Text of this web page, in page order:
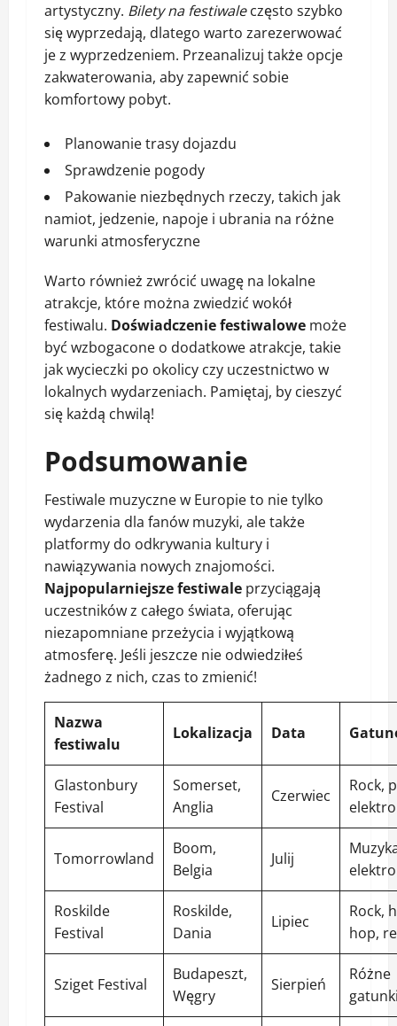
artystyczny. Bilety na festiwaleczęsto szybko
się wyprzedają, dlatego warto zarezerwować
je z wyprzedzeniem. Przeanalizuj także opcje
zakwaterowania, aby zapewnić sobie
komfortowy pobyt.
Planowanie trasy dojazdu
Sprawdzenie pogody
Pakowanie niezbędnych rzeczy, takich jak
namiot, jedzenie, napoje i ubrania na różne
warunki atmosferyczne
Warto również zwrócić uwagę na lokalne
atrakcje, które można zwiedzić wokół
festiwalu. Doświadczenie festiwalowe może
być wzbogacone o dodatkowe atrakcje, takie
jak wycieczki po okolicy czy uczestnictwo w
lokalnych wydarzeniach. Pamiętaj, by cieszyć
się każdą chwilą!
Podsumowanie
Festiwale muzyczne w Europie to nie tylko
wydarzenia dla fanów muzyki, ale także
platformy do odkrywania kultury i
nawiązywania nowych znajomości.
Najpopularniejsze festiwale przyciągają
uczestników z całego świata, oferując
niezapomniane przeżycia i wyjątkową
atmosferę. Jeśli jeszcze nie odwiedziłeś
żadnego z nich, czas to zmienić!
Nazwa
festiwalu
Lokalizacja Data
Glastonbury
Festival
Somerset,
Anglia
Czerwiec
Rock,
Tomorrowland
Boom,
Belgia
Julij
Roskilde
Festival
Roskilde,
Dania
Lipiec
Rock,
hop,
Sziget Festival
Budapeszt,
Węgry
Sierpień
Różne